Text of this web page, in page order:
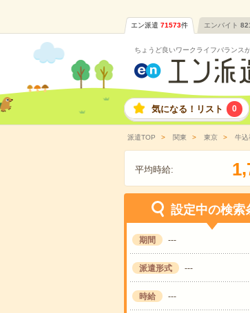
エン派遣 71573件 エンバイト
ちょうど良いワークライフバランス
気になる！リスト 0
派遣TOP 関東 東京 牛込
平均時給: 1,
設定中の検索
期間 ---
派遣形式 ---
時給 ---